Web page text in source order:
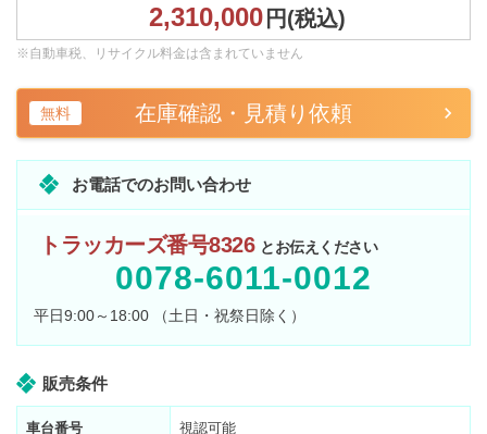
2,310,000 円(税込)
※自動車税、リサイクル料金は含まれていません
無料 在庫確認・見積り依頼
お電話でのお問い合わせ
トラッカーズ番号8326 とお伝えください
0078-6011-0012
平日9:00～18:00 （土日・祝祭日除く）
販売条件
車台番号 視認可能